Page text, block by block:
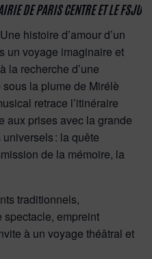
DE PARIS CENTRE ET LE FSJU
histoire d’amour d’un
un voyage imaginaire et
la recherche d’une
sous la plume de Mirélè
retrace l’itinéraire
aux prises avec la grande
: la quête
de la mémoire, la
traditionnels,
empreint
à un voyage théâtral et